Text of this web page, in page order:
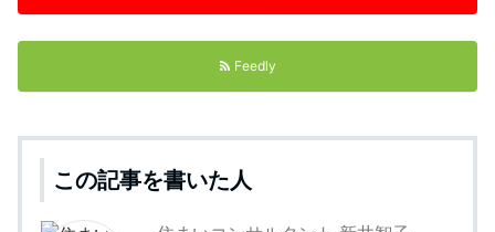
Feedly
この記事を書いた人